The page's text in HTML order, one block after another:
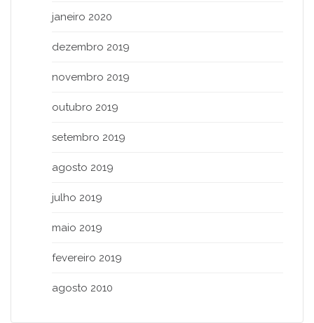
janeiro 2020
dezembro 2019
novembro 2019
outubro 2019
setembro 2019
agosto 2019
julho 2019
maio 2019
fevereiro 2019
agosto 2010